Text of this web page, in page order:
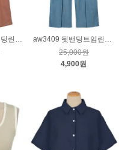
aw3428 허리뒷밴딩린넨팬츠_진살구
aw3409 뒷밴딩트임린넨팬츠_블루
25,000원
4,900원